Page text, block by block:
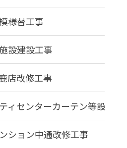
様替工事
設建設工事
店改修工事
ィセンターカーテン等設置工
ション中通改修工事